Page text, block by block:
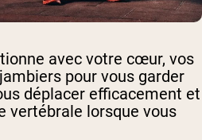
avec votre cœur, vos
pour vous garder
déplacer efficacement et
vertébrale lorsque vous